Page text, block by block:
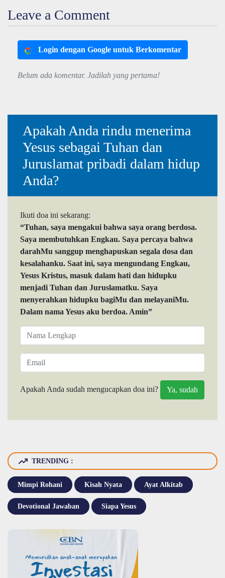
Leave a Comment
Login dengan Google untuk Berkomentar
Belum ada komentar. Jadilah yang pertama!
Apakah Anda rindu menerima
Yesus sebagai Tuhan dan
Juruslamat pribadi dalam hidup
Anda?
Ikuti doa ini sekarang:
“Tuhan, saya mengakui bahwa saya orang berdosa.
Saya membutuhkan Engkau. Saya percaya bahwa
darahMu sanggup menghapuskan segala dosa dan
kesalahanku. Saat ini, saya mengundang Engkau,
Yesus Kristus, masuk dalam hati dan hidupku
menjadi Tuhan dan Juruslamatku. Saya
menyerahkan hidupku bagiMu dan melayaniMu.
Dalam nama Yesus aku berdoa. Amin”
Apakah Anda sudah mengucapkan doa ini?
TRENDING :
Mimpi Rohani Kisah Nyata Ayat Alkitab
Devotional Jawaban Siapa Yesus